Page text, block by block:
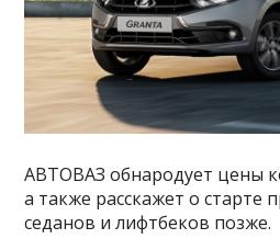
АВТОВАЗ обнародует цены
а также расскажет о старте
седанов и лифтбеков позже.